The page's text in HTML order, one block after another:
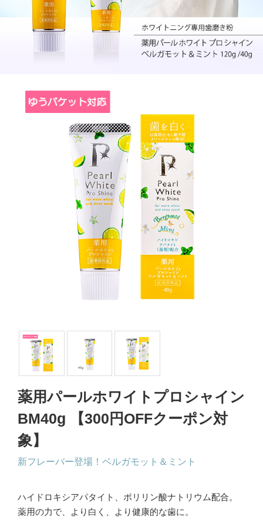
薬用パールホワイトプロシャイン
BM40g 【300円OFFクーポン対
象】
新フレーバー登場！ベルガモット＆ミント
ハイドロキシアパタイト、ポリリン酸ナトリウム配合。
薬用の力で、より白く、より健康的な歯に。